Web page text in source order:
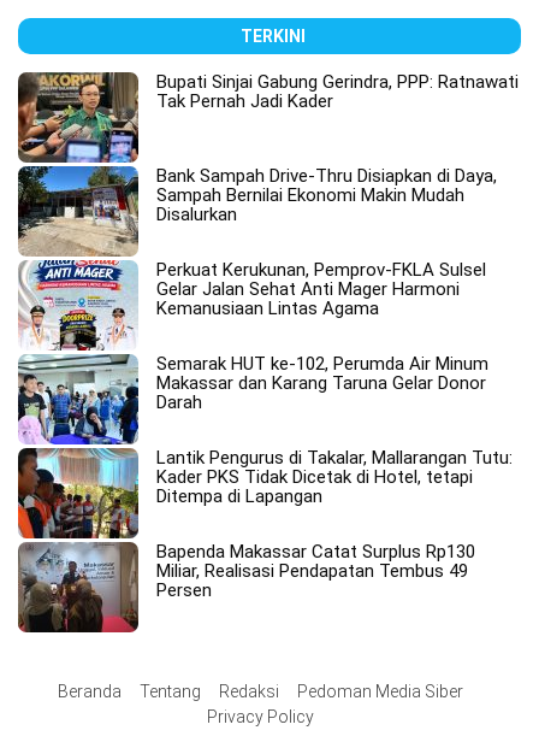
TERKINI
Bupati Sinjai Gabung Gerindra, PPP: Ratnawati
Tak Pernah Jadi Kader
Bank Sampah Drive-Thru Disiapkan di Daya,
Sampah Bernilai Ekonomi Makin Mudah
Disalurkan
Perkuat Kerukunan, Pemprov-FKLA Sulsel
Gelar Jalan Sehat Anti Mager Harmoni
Kemanusiaan Lintas Agama
Semarak HUT ke-102, Perumda Air Minum
Makassar dan Karang Taruna Gelar Donor
Darah
Lantik Pengurus di Takalar, Mallarangan Tutu:
Kader PKS Tidak Dicetak di Hotel, tetapi
Ditempa di Lapangan
Bapenda Makassar Catat Surplus Rp130
Miliar, Realisasi Pendapatan Tembus 49
Persen
Beranda Tentang Redaksi
Pedoman Media Siber
Privacy Policy